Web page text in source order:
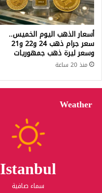
أسعار الذهب اليوم الخميس..
سعر جرام ذهب 24 و22 و21
وسعر ليرة ذهب جمهوريات
منذ 20 ساعة
Weather
Istanbul
سماء صافية